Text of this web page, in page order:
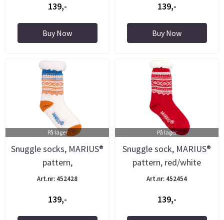
139,-
Buy Now
139,-
Buy Now
På lager
Snuggle socks, MARIUS®
pattern,
white/orange/blue
Art.nr: 452428
139,-
På lager
Snuggle sock, MARIUS®
pattern, red/white
Art.nr: 452454
139,-